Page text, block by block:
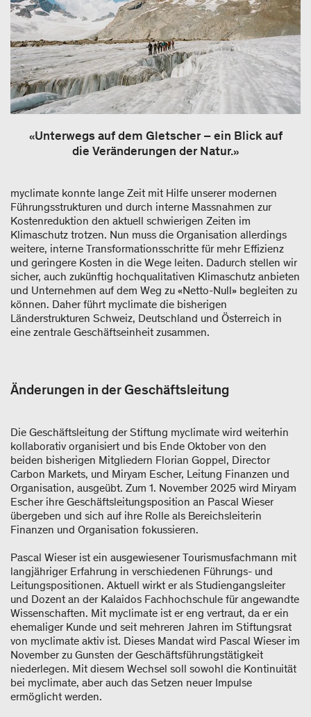
«Unterwegs auf dem Gletscher – ein Blick auf
die Veränderungen der Natur.»
myclimate konnte lange Zeit mit Hilfe unserer modernen
Führungsstrukturen und durch interne Massnahmen zur
Kostenreduktion den aktuell schwierigen Zeiten im
Klimaschutz trotzen. Nun muss die Organisation allerdings
weitere, interne Transformationsschritte für mehr Effizienz
und geringere Kosten in die Wege leiten. Dadurch stellen wir
sicher, auch zukünftig hochqualitativen Klimaschutz anbieten
und Unternehmen auf dem Weg zu «Netto-Null» begleiten zu
können. Daher führt myclimate die bisherigen
Länderstrukturen Schweiz, Deutschland und Österreich in
eine zentrale Geschäftseinheit zusammen.
Änderungen in der Geschäftsleitung
Die Geschäftsleitung der Stiftung myclimate wird weiterhin
kollaborativ organisiert und bis Ende Oktober von den
beiden bisherigen Mitgliedern Florian Goppel, Director
Carbon Markets, und Miryam Escher, Leitung Finanzen und
Organisation, ausgeübt. Zum 1. November 2025 wird Miryam
Escher ihre Geschäftsleitungsposition an Pascal Wieser
übergeben und sich auf ihre Rolle als Bereichsleiterin
Finanzen und Organisation fokussieren.
Pascal Wieser ist ein ausgewiesener Tourismusfachmann mit
langjähriger Erfahrung in verschiedenen Führungs- und
Leitungspositionen. Aktuell wirkt er als Studiengangsleiter
und Dozent an der Kalaidos Fachhochschule für angewandte
Wissenschaften. Mit myclimate ist er eng vertraut, da er ein
ehemaliger Kunde und seit mehreren Jahren im Stiftungsrat
von myclimate aktiv ist. Dieses Mandat wird Pascal Wieser im
November zu Gunsten der Geschäftsführungstätigkeit
niederlegen. Mit diesem Wechsel soll sowohl die Kontinuität
bei myclimate, aber auch das Setzen neuer Impulse
ermöglicht werden.